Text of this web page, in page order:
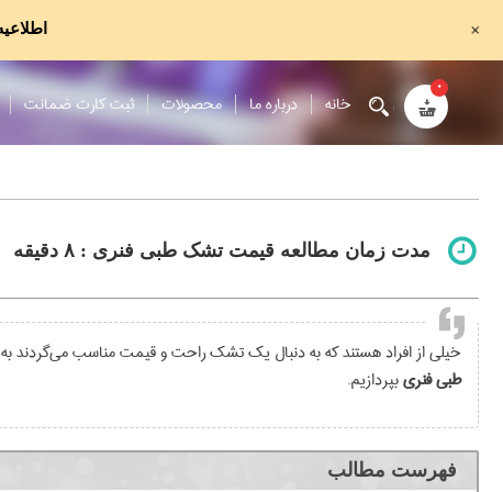
۰
خانه درباره ما محصولات ثبت کارت ضمانت
مدت زمان مطالعه قیمت تشک طبی فنری : ۸ دقیقه
خیلی از افراد هستند که به دنبال یک تشک راحت و قیمت مناسب می‌گردند به
طبی فنریبپردازیم.
فهرست مطالب
+